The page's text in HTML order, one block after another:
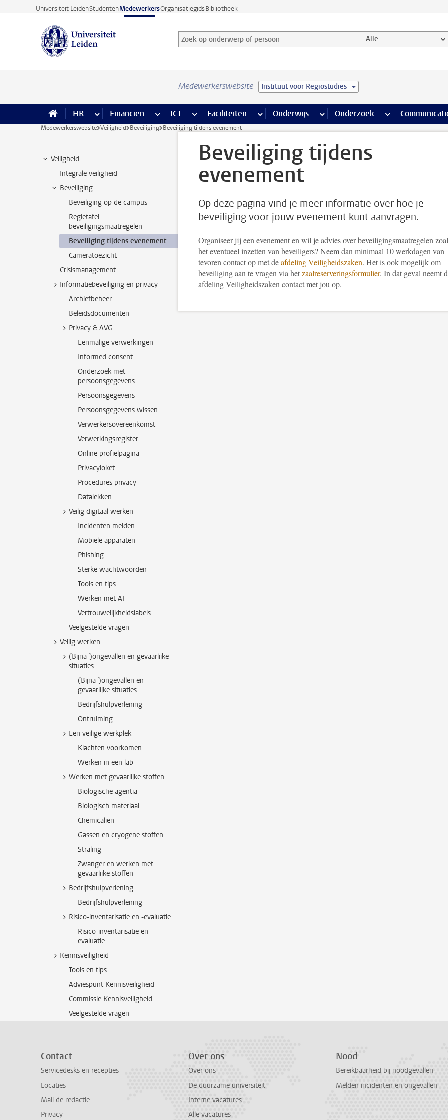
Ga direct naar de inhoud
Universiteit LeidenStudentenMedewerkersOrganisatiegidsBibliotheek
Zoek op onderwerp of persoon en selecteer categorie
Zoekterm Alle
Medewerkerswebsite Instituut voor Regiostudies
HR meer HR pagina’s
Financiën meer Financiën pagina’s
ICT meer ICT pagina’s
Faciliteiten meer Faciliteiten pagina’s
Onderwijs meer Onderwijs pagina’s
Onderzoek meer Onderzoek
Medewerkerswebsite Veiligheid Beveiliging Beveiliging tijdens evenement
Veiligheid
Integrale veiligheid
Beveiliging
Beveiliging op de campus
Regietafel
beveiligingsmaatregelen
Beveiliging tijdens evenement
Cameratoezicht
Crisismanagement
Informatiebeveiliging en privacy
Archiefbeheer
Beleidsdocumenten
Privacy & AVG
Eenmalige verwerkingen
Informed consent
Onderzoek met
persoonsgegevens
Persoonsgegevens
Persoonsgegevens wissen
Verwerkersovereenkomst
Verwerkingsregister
Online profielpagina
Privacyloket
Procedures privacy
Datalekken
Veilig digitaal werken
Incidenten melden
Mobiele apparaten
Phishing
Sterke wachtwoorden
Tools en tips
Werken met AI
Vertrouwelijkheidslabels
Veelgestelde vragen
Veilig werken
(Bijna-)ongevallen en gevaarlijke
situaties
(Bijna-)ongevallen en
gevaarlijke situaties
Bedrijfshulpverlening
Ontruiming
Een veilige werkplek
Klachten voorkomen
Werken in een lab
Werken met gevaarlijke stoffen
Biologische agentia
Biologisch materiaal
Chemicaliën
Gassen en cryogene stoffen
Straling
Zwanger en werken met
gevaarlijke stoffen
Bedrijfshulpverlening
Bedrijfshulpverlening
Risico-inventarisatie en -evaluatie
Risico-inventarisatie en -
evaluatie
Kennisveiligheid
Tools en tips
Adviespunt Kennisveiligheid
Commissie Kennisveiligheid
Veelgestelde vragen
Beveiliging tijdens
evenement
Op deze pagina vind je meer informatie over hoe je
beveiliging voor jouw evenement kunt aanvragen.
Organiseer jij een evenement en wil je advies over beveiligingsmaatregelen
het eventueel inzetten van beveiligers? Neem dan minimaal 10 werkdagen van
tevoren contact op met deafdeling Veiligheidszaken. Het is ook mogelijk om
beveiliging aan te vragen via hetzaalreserveringsformulier. In dat geval neemt
afdeling Veiligheidszaken contact met jou op.
Contact
Servicedesks en recepties
Locaties
Mail de redactie
Privacy
Over ons
Over ons
De duurzame universiteit
Interne vacatures
Alle vacatures
Nood
Bereikbaarheid bij noodgevallen
Melden incidenten en ongevallen